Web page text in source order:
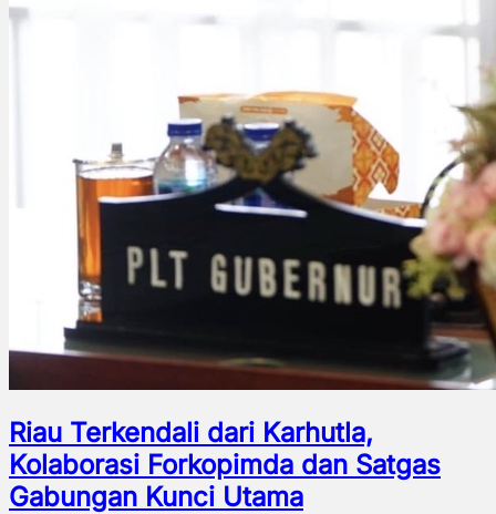
Riau Terkendali dari Karhutla,
Kolaborasi Forkopimda dan Satgas
Gabungan Kunci Utama